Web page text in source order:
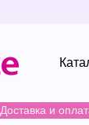
Доставка и